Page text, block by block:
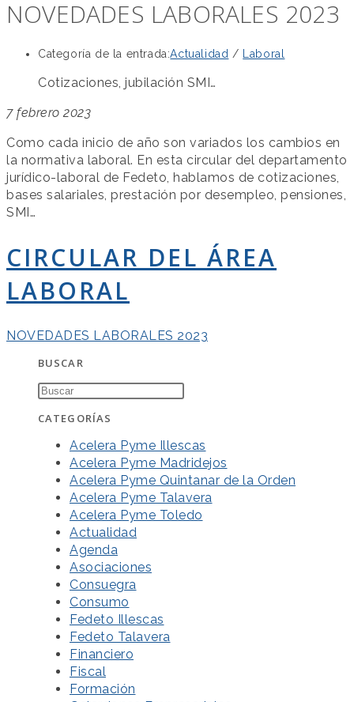
NOVEDADES LABORALES 2023
Categoría de la entrada:Actualidad / Laboral
Cotizaciones, jubilación SMI…
7 febrero 2023
Como cada inicio de año son variados los cambios en
la normativa laboral. En esta circular del departamento
jurídico-laboral de Fedeto, hablamos de cotizaciones,
bases salariales, prestación por desempleo, pensiones,
SMI…
CIRCULAR DEL ÁREA
LABORAL
NOVEDADES LABORALES 2023
BUSCAR
CATEGORÍAS
Acelera Pyme Illescas
Acelera Pyme Madridejos
Acelera Pyme Quintanar de la Orden
Acelera Pyme Talavera
Acelera Pyme Toledo
Actualidad
Agenda
Asociaciones
Consuegra
Consumo
Fedeto Illescas
Fedeto Talavera
Financiero
Fiscal
Formación